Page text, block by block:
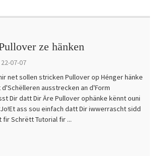
ze hänken
07-07
net sollen stricken Pullover op Hénger hänke
ausstrecken an d'Form
Dir datt Dir Äre Pullover ophänke kënnt ouni
ass sou einfach datt Dir iwwerrascht sidd
fir Schrëtt Tutorial fir ...